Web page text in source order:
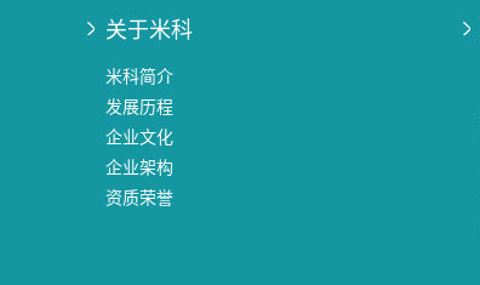
关于米科
米科简介
发展历程
企业文化
企业架构
资质荣誉